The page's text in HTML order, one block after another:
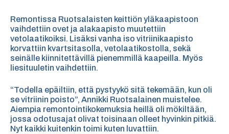
Remontissa Ruotsalaisten keittiön yläkaapistoon
vaihdettiin ovet ja alakaapisto muutettiin
vetolaatikoiksi. Lisäksi vanha iso vitriinikaapisto
korvattiin kvartsitasolla, vetolaatikostolla, sekä
seinälle kiinnitettävillä pienemmillä kaapeilla. Myös
liesituuletin vaihdettiin.
“Todella epäiltiin, että pystyykö sitä tekemään, kun oli
se vitriinin poisto”, Annikki Ruotsalainen muistelee.
Aiempia remontointikokemuksia heillä oli mökiltään,
jossa odotusajat olivat toisinaan olleet hyvinkin pitkiä.
Nyt kaikki kuitenkin toimi kuten luvattiin.